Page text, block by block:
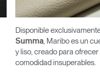
Disponible
Summa, Maribo es un
y liso, creado para
comodidad insuperables.